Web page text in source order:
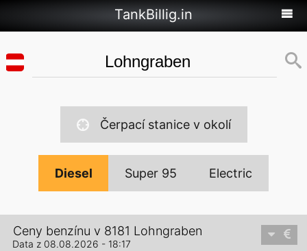
TankBillig.in
Čerpací stanice v okolí
Diesel Super 95 Electric
Ceny benzínu v 8181 Lohngraben
Data z 08.08.2026 - 18:17